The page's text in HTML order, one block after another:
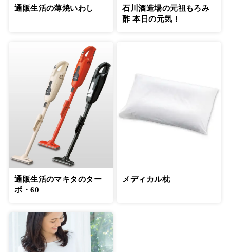
通販生活の薄焼いわし
石川酒造場の元祖もろみ
酢 本日の元気！
通販生活のマキタのター
ボ・60
メディカル枕